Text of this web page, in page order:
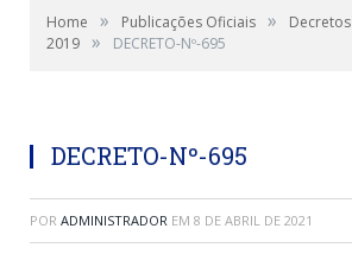
Home » Publicações Oficiais » Decretos
2019 » DECRETO-Nº-695
DECRETO-Nº-695
POR ADMINISTRADOR EM 8 DE ABRIL DE 2021